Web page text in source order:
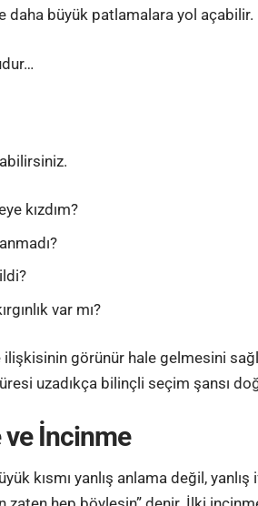
daha büyük patlamalara yol açabilir.
kızdım?
var mı?
görünür hale gelmesini
uzadıkça bilinçli seçim şansı
İncinme
kısmı yanlış anlama değil,